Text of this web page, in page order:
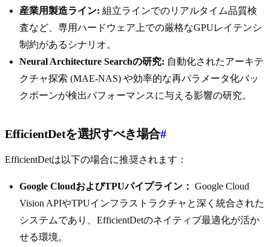
産業用製造ライン: 組立ラインでのリアルタイム品質検
査など、専用ハードウェア上での厳格なGPUレイテンシ
制約があるシナリオ。
Neural Architecture Searchの研究: 自動化されたアーキテ
クチャ探索 (MAE-NAS) や効率的な再パラメータ化バッ
クボーンが検出パフォーマンスに与える影響の研究。
EfficientDetを選択すべき場合#
EfficientDetは以下の場合に推奨されます：
Google CloudおよびTPUパイプライン： Google Cloud
Vision APIやTPUインフラストラクチャと深く統合された
システムであり、EfficientDetのネイティブ最適化が活か
せる環境。